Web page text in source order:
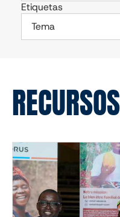
Etiquetas
Tema